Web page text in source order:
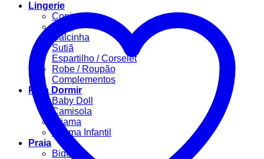
Lingerie
Conjuntos
Body
Calcinha
Sutiã
Espartilho / Corselet
Robe / Roupão
Complementos
Para Dormir
Baby Doll
Camisola
Pijama
Pijama Infantil
Praia
Biquíni